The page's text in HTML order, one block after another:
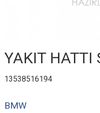
YAKIT HATTI
13538516194
BMW